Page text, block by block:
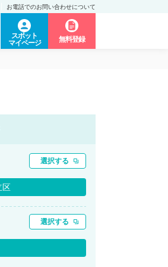
お電話でのお問い合わせについて
スポット
マイページ
無料登録
選択する
区
選択する